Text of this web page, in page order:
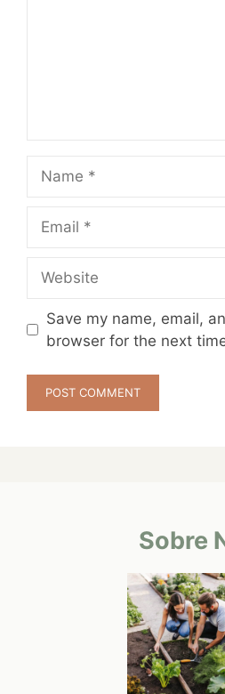
Save my name, email,
browser for the next
Sobre